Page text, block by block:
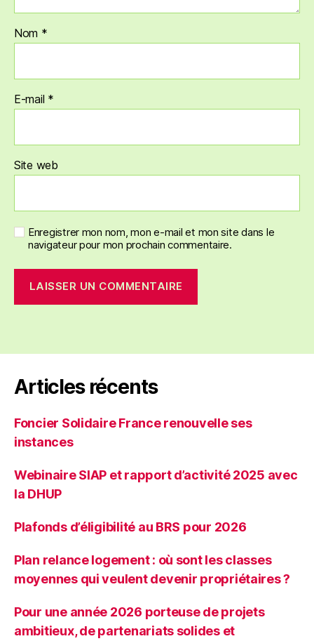
Nom *
E-mail *
Site web
Enregistrer mon nom, mon e-mail et mon site dans le
navigateur pour mon prochain commentaire.
Articles récents
Foncier Solidaire France renouvelle ses
instances
Webinaire SIAP et rapport d’activité 2025 avec
la DHUP
Plafonds d’éligibilité au BRS pour 2026
Plan relance logement : où sont les classes
moyennes qui veulent devenir propriétaires ?
Pour une année 2026 porteuse de projets
ambitieux, de partenariats solides et